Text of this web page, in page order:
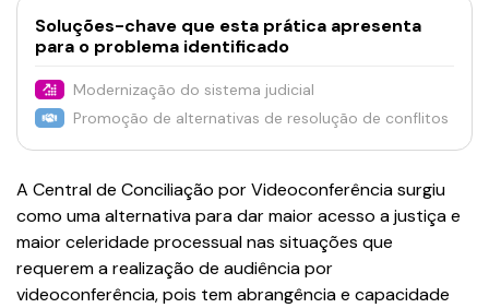
Soluções-chave que esta prática apresenta
para o problema identificado
Modernização do sistema judicial
Promoção de alternativas de resolução de conflitos
A Central de Conciliação por Videoconferência surgiu
como uma alternativa para dar maior acesso a justiça e
maior celeridade processual nas situações que
requerem a realização de audiência por
videoconferência, pois tem abrangência e capacidade